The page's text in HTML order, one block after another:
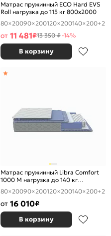
Матрас пружинный ECO Hard EVS
Roll нагрузка до 115 кг 800x2000
80×20090×200120×200140×200+2
от 11 481₽13 350 ₽-14%
В корзину
Матрас пружинный Libra Comfort
1000 M нагрузка до 140 кг
800x2000
80×20090×200120×200140×200+2
от 16 010₽
В корзину